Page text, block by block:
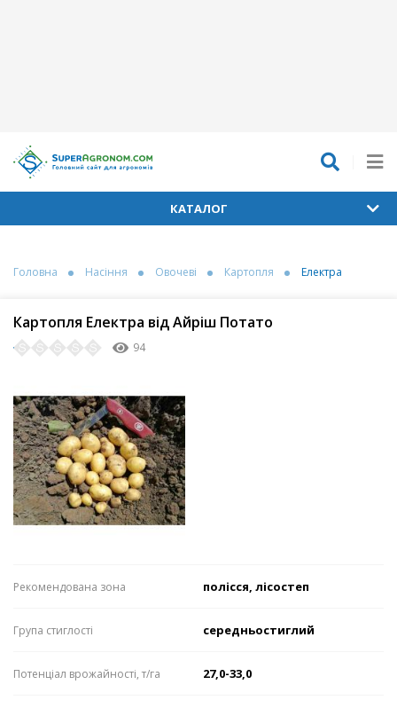
КАТАЛОГ
Головна Насіння Овочеві Картопля Електра
Картопля Електра від Айріш Потато
94
Рекомендована зона полісся, лісостеп
Група стиглості середньостиглий
Потенціал врожайності, т/га 27,0-33,0